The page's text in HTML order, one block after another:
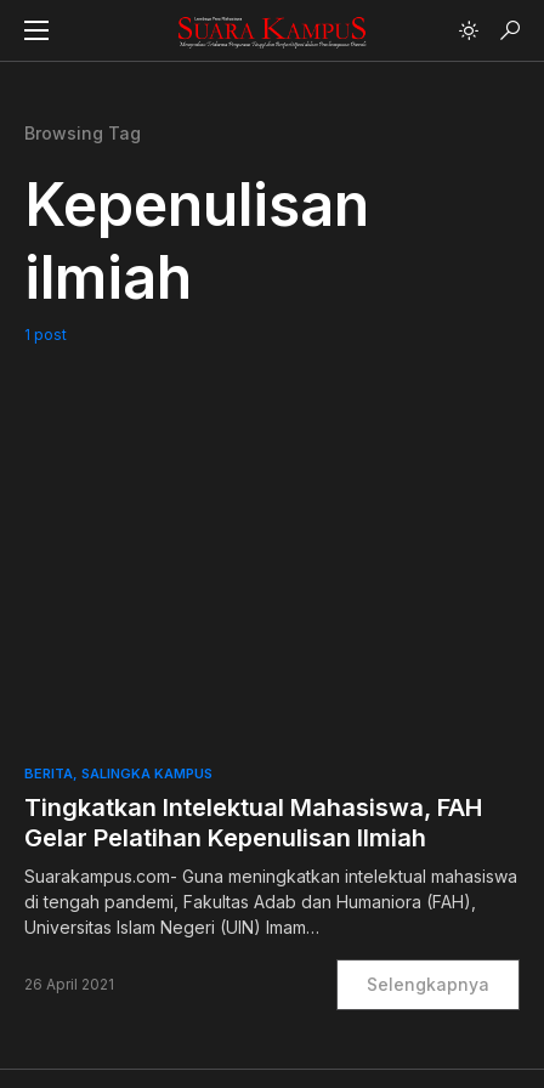
Browsing Tag
Kepenulisan
ilmiah
1 post
BERITA SALINGKA KAMPUS
Tingkatkan Intelektual Mahasiswa, FAH
Gelar Pelatihan Kepenulisan Ilmiah
Suarakampus.com- Guna meningkatkan intelektual mahasiswa
di tengah pandemi, Fakultas Adab dan Humaniora (FAH),
Universitas Islam Negeri (UIN) Imam…
26 April 2021 Selengkapnya